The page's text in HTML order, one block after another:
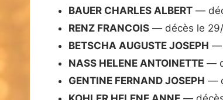
BAUER CHARLES ALBERT —
RENZ FRANCOIS — décès le
BETSCHA AUGUSTE JOSEPH —
NASS HELENE ANTOINETTE —
GENTINE FERNAND JOSEPH —